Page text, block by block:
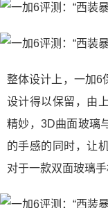
整体设计上，一加6
设计得以保留，由
精妙，3D曲面玻璃
的手感的同时，让
对于一款双面玻璃